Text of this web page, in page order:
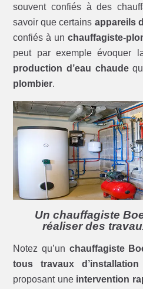
souvent confiés à des
savoir que certains appareils
confiés à un chauffagiste-
peut par exemple évoquer
production d’eau chaude
plombier.
Un chauffagiste
réaliser des
Notez qu’un chauffagiste
tous travaux
proposant une intervention